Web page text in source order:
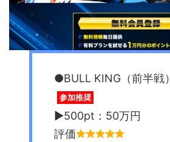
●BULL KING（前半戦）
参加推奨
▶︎500pt：50万円
評価